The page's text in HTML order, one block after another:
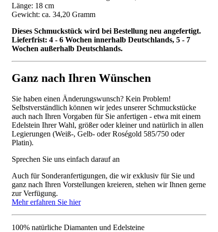
Länge: 18 cm
Gewicht: ca. 34,20 Gramm
Dieses Schmuckstück wird bei Bestellung neu angefertigt.
Lieferfrist: 4 - 6 Wochen innerhalb Deutschlands, 5 - 7
Wochen außerhalb Deutschlands.
Ganz nach Ihren Wünschen
Sie haben einen Änderungswunsch? Kein Problem!
Selbstverständlich können wir jedes unserer Schmuckstücke
auch nach Ihren Vorgaben für Sie anfertigen - etwa mit einem
Edelstein Ihrer Wahl, größer oder kleiner und natürlich in allen
Legierungen (Weiß-, Gelb- oder Roségold 585/750 oder
Platin).
Sprechen Sie uns einfach darauf an
Auch für Sonderanfertigungen, die wir exklusiv für Sie und
ganz nach Ihren Vorstellungen kreieren, stehen wir Ihnen gerne
zur Verfügung.
Mehr erfahren Sie hier
100% natürliche Diamanten und Edelsteine